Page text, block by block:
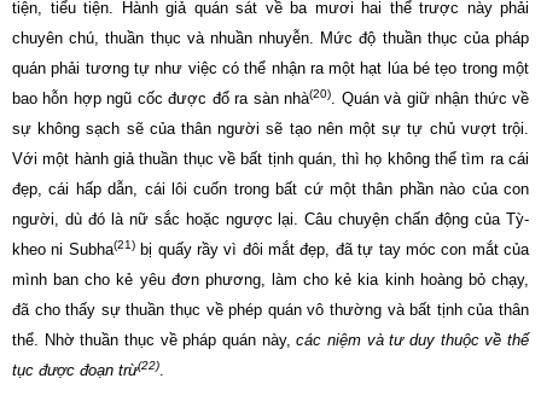
tiện, tiểu tiện. Hành giả quán sát về ba mươi hai thể trược này phải
chuyên chú, thuần thục và nhuần nhuyễn. Mức độ thuần thục của pháp
quán phải tương tự như việc có thể nhận ra một hạt lúa bé tẹo trong một
bao hỗn hợp ngũ cốc được đổ ra sàn nhà(20). Quán và giữ nhận thức về
sự không sạch sẽ của thân người sẽ tạo nên một sự tự chủ vượt trội.
Với một hành giả thuần thục về bất tịnh quán, thì họ không thể tìm ra cái
đẹp, cái hấp dẫn, cái lôi cuốn trong bất cứ một thân phần nào của con
người, dù đó là nữ sắc hoặc ngược lại. Câu chuyện chấn động của Tỳ-
kheo ni Subha(21)bị quấy rầy vì đôi mắt đẹp, đã tự tay móc con mắt của
mình ban cho kẻ yêu đơn phương, làm cho kẻ kia kinh hoàng bỏ chạy,
đã cho thấy sự thuần thục về phép quán vô thường và bất tịnh của thân
thể. Nhờ thuần thục về pháp quán này,các niệm và tư duy thuộc về thế
tục được đoạn trừ(22).